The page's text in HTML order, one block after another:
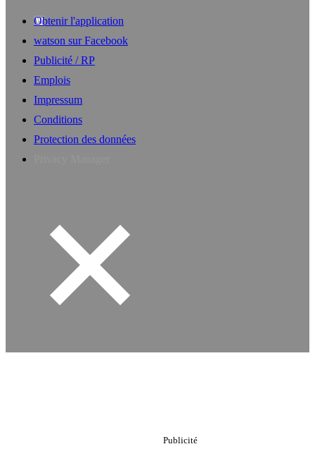
Obtenir l'application
watson sur Facebook
Publicité / RP
Emplois
Impressum
Conditions
Protection des données